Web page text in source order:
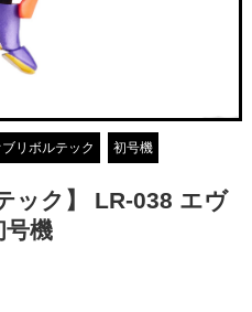
リボルテック 初号機
ック】 LR-038 エヴ
号機